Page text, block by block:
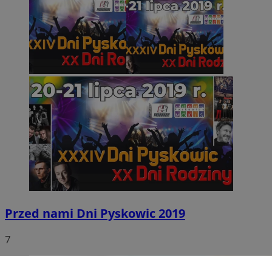
Przed nami Dni Pyskowic 2019
7